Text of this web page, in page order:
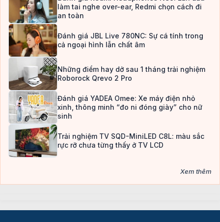
làm tai nghe over-ear, Redmi chọn cách đi
an toàn
Đánh giá JBL Live 780NC: Sự cá tính trong
cả ngoại hình lẫn chất âm
Những điểm hay dở sau 1 tháng trải nghiệm
Roborock Qrevo 2 Pro
Đánh giá YADEA Omee: Xe máy điện nhỏ
xinh, thông minh “đo ni đóng giày” cho nữ
sinh
Trải nghiệm TV SQD-MiniLED C8L: màu sắc
rực rỡ chưa từng thấy ở TV LCD
Xem thêm